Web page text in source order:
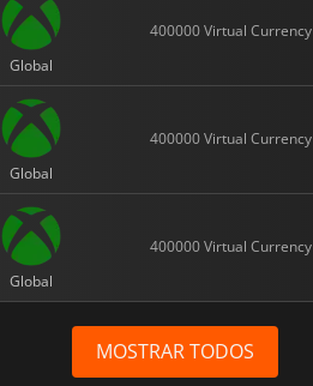
Global
400000 Virtual Currency
Global
400000 Virtual Currency
Global
400000 Virtual Currency
MOSTRAR TODOS